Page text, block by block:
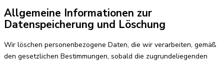
Allgemeine Informationen zur
Datenspeicherung und Löschung
Wir löschen personenbezogene Daten, die wir verarbeiten, gemäß
den gesetzlichen Bestimmungen, sobald die zugrundeliegenden